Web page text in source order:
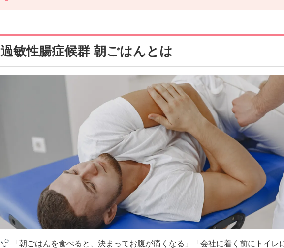
過敏性腸症候群 朝ごはんとは
「朝ごはんを食べると、決まってお腹が痛くなる」「会社に着く前にトイレ